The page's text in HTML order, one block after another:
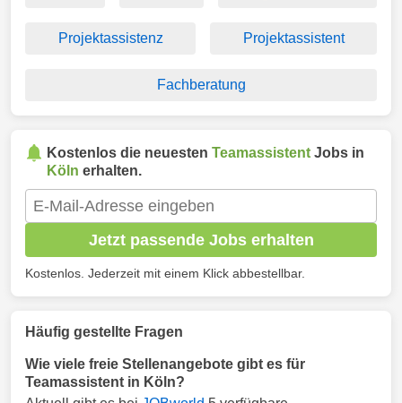
Projektassistenz Projektassistent
Fachberatung
Kostenlos die neuesten Teamassistent Jobs in
Köln erhalten.
Jetzt passende Jobs erhalten
Kostenlos. Jederzeit mit einem Klick abbestellbar.
Häufig gestellte Fragen
Wie viele freie Stellenangebote gibt es für
Teamassistent in Köln?